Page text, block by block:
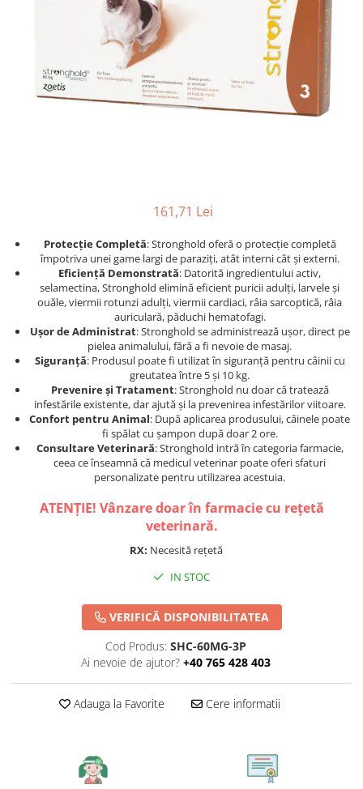
Afecțiuni hepatice
Afecțiuni neurologice
Afecțiuni oftalmice
Afecțiuni oncologice
Afecțiuni otice
Afecțiuni renale și urinare
Hrană umedă
Hrană uscată
Recompense și snack-uri
Igienă
Igienă orală
Șampoane și balsamuri
Afecțiuni hepatice
Afecțiuni neurologice
Afecțiuni oftalmice
Afecțiuni oncologice
Afecțiuni otice
Hrană umedă
Hrană uscată
Igienă
Așternut Tofu / Nisip
Igienă orală
Șampoane și balsamuri
161,71 Lei
Protecție Completă: Stronghold oferă o protecție completă
împotriva unei game largi de paraziți, atât interni cât și externi.
Eficiență Demonstrată: Datorită ingredientului activ,
selamectina, Stronghold elimină eficient puricii adulți, larvele și
ouăle, viermii rotunzi adulți, viermii cardiaci, râia sarcoptică, râia
auriculară, păduchi hematofagi.
Ușor de Administrat: Stronghold se administrează ușor, direct pe
pielea animalului, fără a fi nevoie de masaj.
Siguranță: Produsul poate fi utilizat în siguranță pentru câinii cu
greutatea între 5 și 10 kg.
Prevenire și Tratament: Stronghold nu doar că tratează
infestările existente, dar ajută și la prevenirea infestărilor viitoare.
Confort pentru Animal: După aplicarea produsului, câinele poate
fi spălat cu șampon după doar 2 ore.
Consultare Veterinară: Stronghold intră în categoria farmacie,
ceea ce înseamnă că medicul veterinar poate oferi sfaturi
personalizate pentru utilizarea acestuia.
ATENȚIE! Vânzare doar în farmacie cu rețetă
veterinară.
RX: Necesită rețetă
IN STOC
VERIFICĂ DISPONIBILITATEA
Cod Produs: SHC-60MG-3P
Ai nevoie de ajutor? +40 765 428 403
Adauga la Favorite Cere informatii